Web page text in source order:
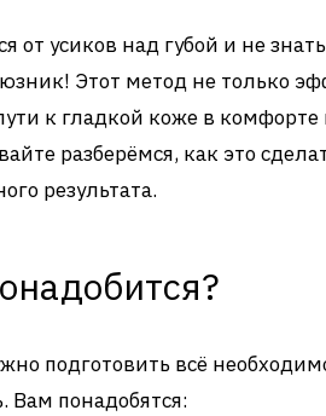
от усиков над губой и не
Этот метод не только
к гладкой коже в
разберёмся, как это
результата.
подготовить всё
Вам понадобятся: